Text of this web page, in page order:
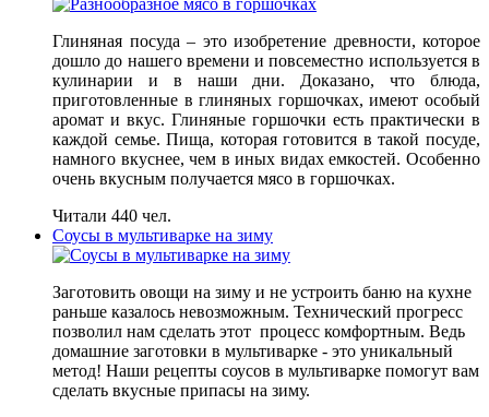
Глиняная посуда – это изобретение древности, которое
дошло до нашего времени и повсеместно используется в
кулинарии и в наши дни. Доказано, что блюда,
приготовленные в глиняных горшочках, имеют особый
аромат и вкус. Глиняные горшочки есть практически в
каждой семье. Пища, которая готовится в такой посуде,
намного вкуснее, чем в иных видах емкостей. Особенно
очень вкусным получается мясо в горшочках.
Читали 440 чел.
Соусы в мультиварке на зиму
Заготовить овощи на зиму и не устроить баню на кухне
раньше казалось невозможным. Технический прогресс
позволил нам сделать этот процесс комфортным. Ведь
домашние заготовки в мультиварке - это уникальный
метод! Наши рецепты соусов в мультиварке помогут вам
сделать вкусные припасы на зиму.